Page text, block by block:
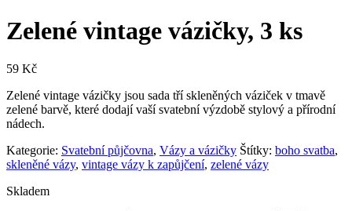
Zelené vintage vázičky, 3 ks
59 Kč
Zelené vintage vázičky jsou sada tří skleněných váziček v tmavě
zelené barvě, které dodají vaší svatební výzdobě stylový a přírodní
nádech.
Kategorie: Svatební půjčovna, Vázy a vázičky Štítky: boho svatba,
skleněné vázy, vintage vázy k zapůjčení, zelené vázy
Skladem